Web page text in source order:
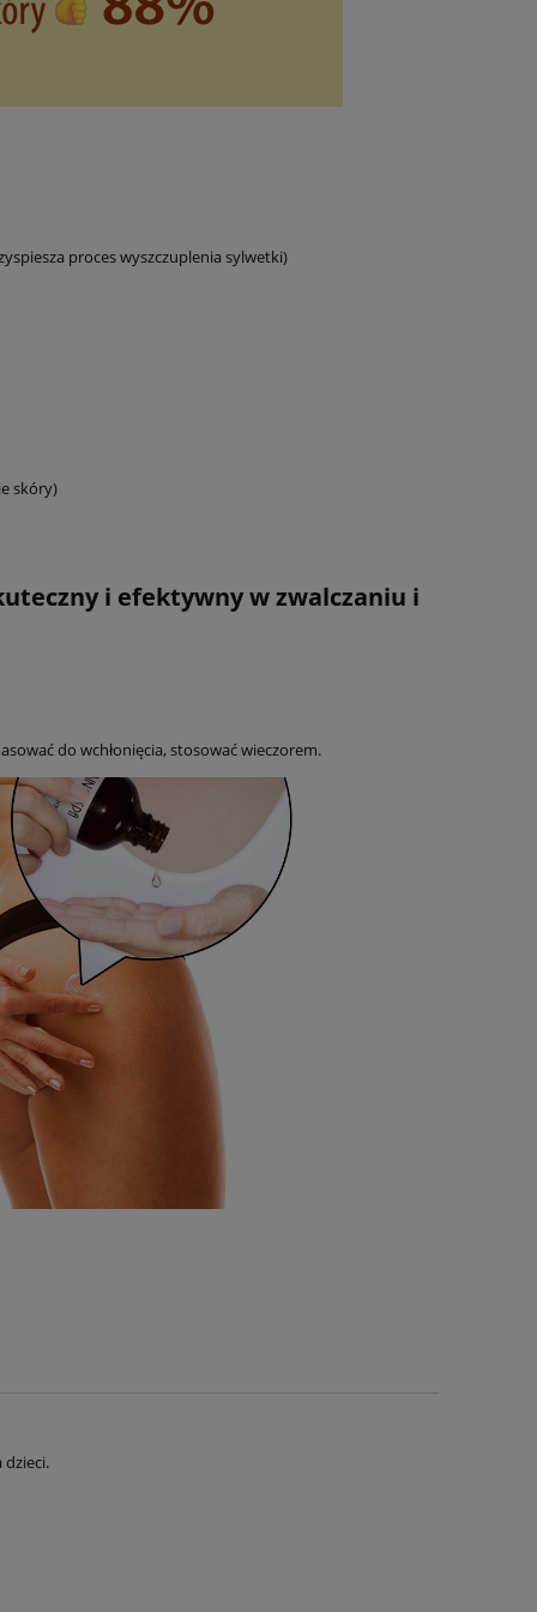
proces wyszczuplenia sylwetki)
skóry)
i efektywny w zwalczaniu i
do wchłonięcia, stosować wieczorem.
dzieci.